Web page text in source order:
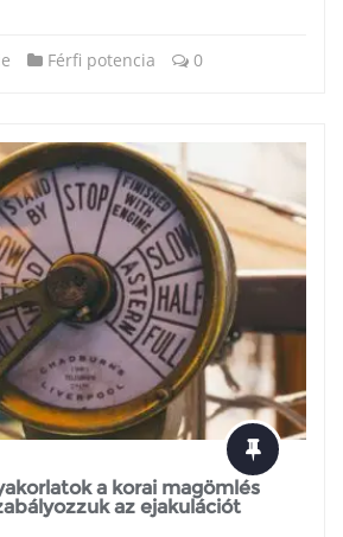
Férfi potencia 0
a korai magömlés
az ejakulációt